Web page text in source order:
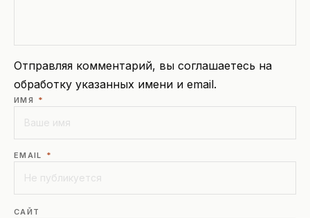
Отправляя комментарий, вы соглашаетесь на
обработку указанных имени и email.
ИМЯ *
EMAIL *
САЙТ